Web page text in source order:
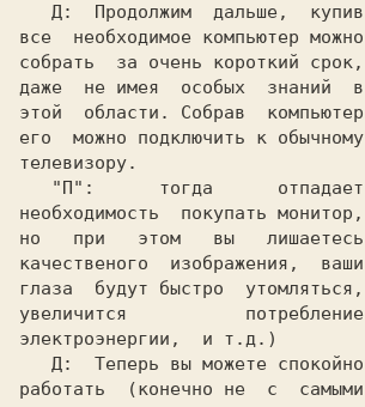
Д:
  Продолжим  дальше,  купив
все  необходимое компьютер можно
собрать  за очень короткий срок,
даже  не имея  особых  знаний  в
этой  области. Собрав  компьютер
его можно подключить к обычному
телевизору.
"П":
тогда      отпадает
необходимость  покупать монитор,
но   при   этом   вы   лишаетесь
качественого  изображения,  ваши
глаза  будут быстро  утомляться,
увеличится           потребление
электроэнергии,  и т.д.)
Д:
  Теперь вы можете спокойно
работать  (конечно не  с  самыми